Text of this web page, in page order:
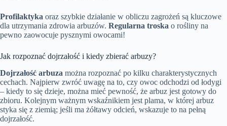
Profilaktyka oraz szybkie działanie w obliczu zagrożeń są kluczowe
dla utrzymania zdrowia arbuzów. Regularna troska o rośliny na
pewno zaowocuje pysznymi owocami!
Jak rozpoznać dojrzałość i kiedy zbierać arbuzy?
Dojrzałość arbuza można rozpoznać po kilku charakterystycznych
cechach. Najpierw zwróć uwagę na to, czy owoc odchodzi od łodygi
– kiedy to się dzieje, można mieć pewność, że arbuz jest gotowy do
zbioru. Kolejnym ważnym wskaźnikiem jest plama, w której arbuz
styka się z ziemią; jeśli ma żółtawy odcień, wskazuje to na pełną
dojrzałość.